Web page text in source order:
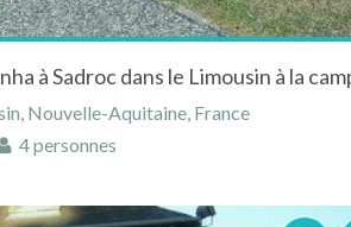
Nouvelle-Aquitaine, France
4 personnes